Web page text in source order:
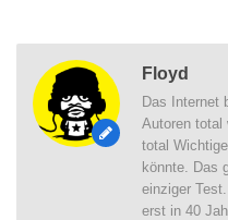
Floyd
Das Internet
Autoren total
total
könnte. Das
einziger
erst in 40